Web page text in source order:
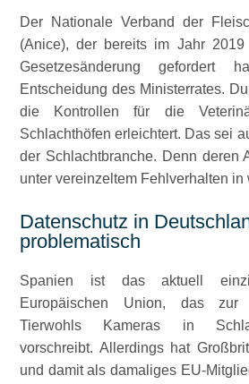
Der Nationale Verband der
(Anice), der bereits im Jahr 2019
Gesetzesänderung gefordert
Entscheidung des Ministerrates.
die Kontrollen für die
Schlachthöfen erleichtert. Das sei
der Schlachtbranche. Denn deren
unter vereinzeltem Fehlverhalten in
Datenschutz in
problematisch
Spanien ist das aktuell
Europäischen Union, das zur
Tierwohls Kameras in
vorschreibt. Allerdings hat
und damit als damaliges EU-